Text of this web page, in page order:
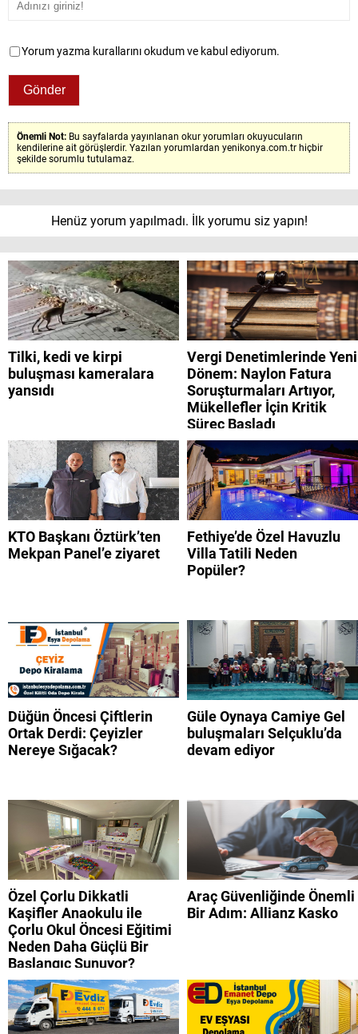
Yorum yazma kurallarını okudum ve kabul ediyorum.
Önemli Not: Bu sayfalarda yayınlanan okur yorumları okuyucuların
kendilerine ait görüşlerdir. Yazılan yorumlardan yenikonya.com.tr hiçbir
şekilde sorumlu tutulamaz.
Henüz yorum yapılmadı. İlk yorumu siz yapın!
Tilki, kedi ve kirpi
buluşması kameralara
yansıdı
Vergi Denetimlerinde Yeni
Dönem: Naylon Fatura
Soruşturmaları Artıyor,
Mükellefler İçin Kritik
Süreç Başladı
KTO Başkanı Öztürk’ten
Mekpan Panel’e ziyaret
Fethiye’de Özel Havuzlu
Villa Tatili Neden
Popüler?
Düğün Öncesi Çiftlerin
Ortak Derdi: Çeyizler
Nereye Sığacak?
Güle Oynaya Camiye Gel
buluşmaları Selçuklu’da
devam ediyor
Özel Çorlu Dikkatli
Kaşifler Anaokulu ile
Çorlu Okul Öncesi Eğitimi
Neden Daha Güçlü Bir
Başlangıç Sunuyor?
Araç Güvenliğinde Önemli
Bir Adım: Allianz Kasko